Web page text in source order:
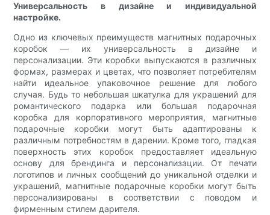
Универсальность в дизайне и индивидуальной
настройке.
Одно из ключевых преимуществ магнитных подарочных
коробок — их универсальность в дизайне и
персонализации. Эти коробки выпускаются в различных
формах, размерах и цветах, что позволяет потребителям
найти идеальное упаковочное решение для любого
случая. Будь то небольшая шкатулка для украшений для
романтического подарка или большая подарочная
коробка для корпоративного мероприятия, магнитные
подарочные коробки могут быть адаптированы к
различным потребностям в дарении. Кроме того, гладкая
поверхность этих коробок предоставляет идеальную
основу для брендинга и персонализации. От печати
логотипов и личных сообщений до уникальной отделки и
украшений, магнитные подарочные коробки могут быть
персонализированы в соответствии с поводом и
фирменным стилем дарителя.